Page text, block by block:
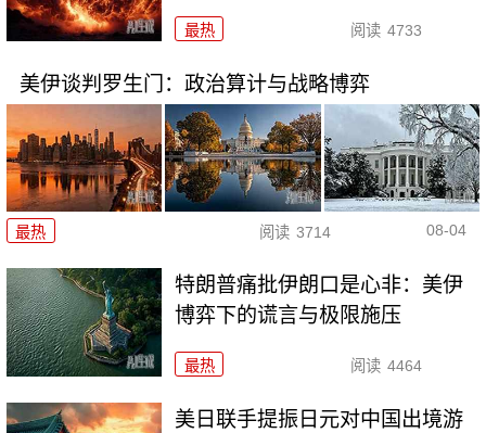
最热 阅读 4733
美伊谈判罗生门：政治算计与战略博弈
最热 阅读 3714 08-04
特朗普痛批伊朗口是心非：美伊
博弈下的谎言与极限施压
最热 阅读 4464
美日联手提振日元对中国出境游